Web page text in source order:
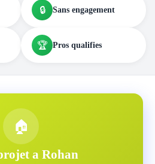
🔒 Sans engagement
🏆 Pros qualifies
🏠
a Rohan